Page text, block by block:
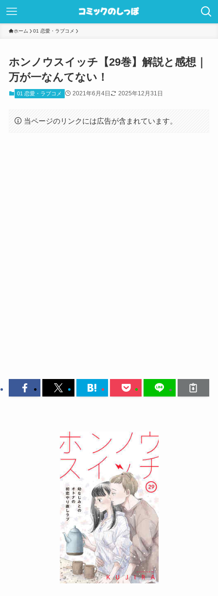
ホーム 01 恋愛・ラブコメ
ホンノウスイッチ【29巻】解説と感想｜
万が一なんてない！
01 恋愛・ラブコメ 2021年6月4日 2025年12月31日
当ページのリンクには広告が含まれています。